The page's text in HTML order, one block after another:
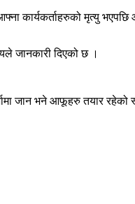
कार्यकर्ताहरुको मृत्यु
जानकारी दिएको छ ।
जान भने आफूहरु तयार रहेको